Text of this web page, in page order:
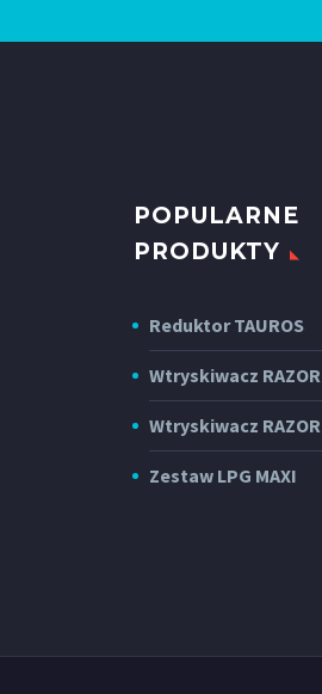
POPULARNE
PRODUKTY
Reduktor TAUROS
Wtryskiwacz RAZOR
Wtryskiwacz RAZOR
Zestaw LPG MAXI